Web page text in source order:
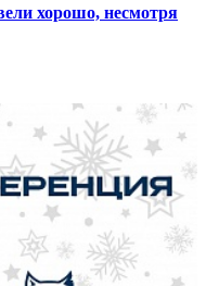
хорошо, несмотря